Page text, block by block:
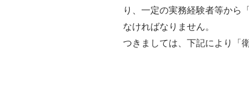
り、一定の実務経験者等から
なければなりません。
つきましては、下記により「